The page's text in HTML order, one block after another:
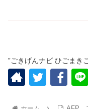
”ごきげんナビ ひごまき